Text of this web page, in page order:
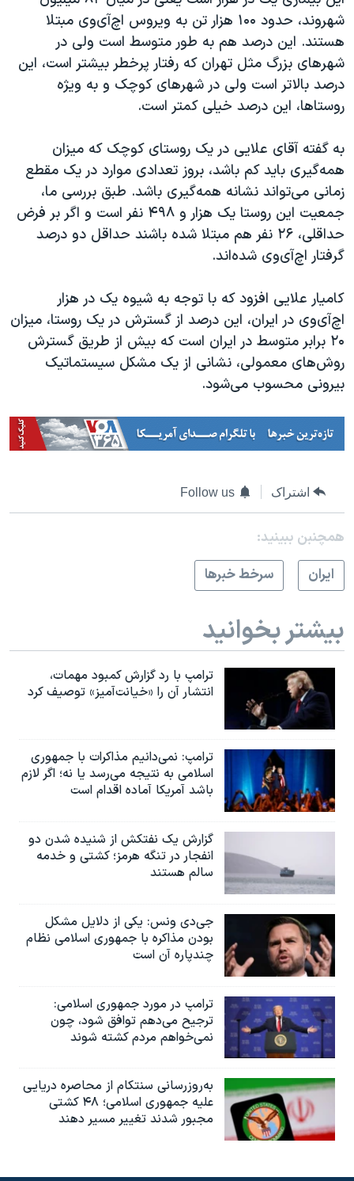
شهروند، حدود ۱۰۰ هزار تن به ویروس اچ‌آی‌وی مبتلا
هستند. این درصد هم به طور متوسط است ولی در
شهرهای بزرگ مثل تهران که رفتار پرخطر بیشتر است، این
درصد بالاتر است ولی در شهرهای کوچک و به ویژه
روستاها، این درصد خیلی کمتر است.
به گفته آقای علایی در یک روستای کوچک که میزان
همه‌گیری باید کم باشد، بروز تعدادی موارد در یک مقطع
زمانی می‌تواند نشانه همه‌گیری باشد. طبق بررسی ما،
جمعیت این روستا یک هزار و ۴۹۸ نفر است و اگر بر فرض
حداقلی، ۲۶ نفر هم مبتلا شده باشند حداقل دو درصد
گرفتار اچ‌آی‌وی شده‌اند.
کامیار علایی افزود که با توجه به شیوه یک در هزار
اچ‌آی‌وی در ایران، این درصد از گسترش در یک روستا، میزان
۲۰ برابر متوسط در ایران است که بیش از طریق گسترش
روش‌های معمولی، نشانی از یک مشکل سیستماتیک
بیرونی محسوب می‌شود.
اشتراک Follow us
همچنبن ببینید:
ايران
سرخط خبرها
بیشتر بخوانید
ترامپ با رد گزارش کمبود مهمات،
انتشار آن را «خیانت‌آمیز» توصیف کرد
ترامپ: نمی‌دانیم مذاکرات با جمهوری
اسلامی به نتیجه می‌رسد یا نه؛ اگر لازم
باشد آمریکا آماده اقدام است
گزارش یک نفتکش از شنیده شدن دو
انفجار در تنگه هرمز؛ کشتی و خدمه
سالم هستند
جی‌دی ونس: یکی از دلایل مشکل
بودن مذاکره با جمهوری اسلامی نظام
چندپاره آن است
ترامپ در مورد جمهوری اسلامی:
ترجیح می‌دهم توافق شود، چون
نمی‌خواهم مردم کشته شوند
به‌روزرسانی سنتکام از محاصره دریایی
علیه جمهوری اسلامی؛ ۴۸ کشتی
مجبور شدند تغییر مسیر دهند